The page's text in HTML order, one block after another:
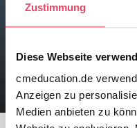
Zustimmung
Diese Webseite
cmeducation.de
Anzeigen zu
Medien anbieten zu
Wie ärztliche